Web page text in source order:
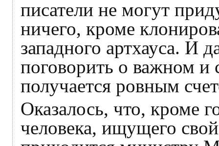
писатели не могут
ничего, кроме
западного артхауса. И
поговорить о важном и
получается ровным
Оказалось, что, кроме
человека, ищущего